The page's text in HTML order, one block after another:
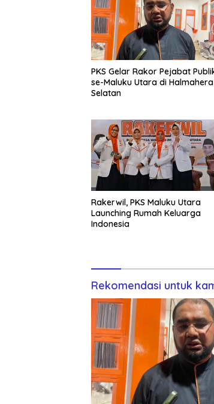
PKS Gelar Rakor Pejabat
se-Maluku Utara di Halmahera
Selatan
Rakerwil, PKS Maluku Utara
Launching Rumah Keluarga
Indonesia
Rekomendasi untuk